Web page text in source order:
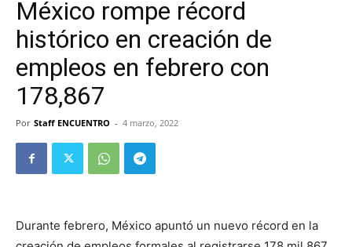
México rompe récord
histórico en creación de
empleos en febrero con
178,867
Por Staff ENCUENTRO - 4 marzo, 2022
Durante febrero, México apuntó un nuevo récord en la